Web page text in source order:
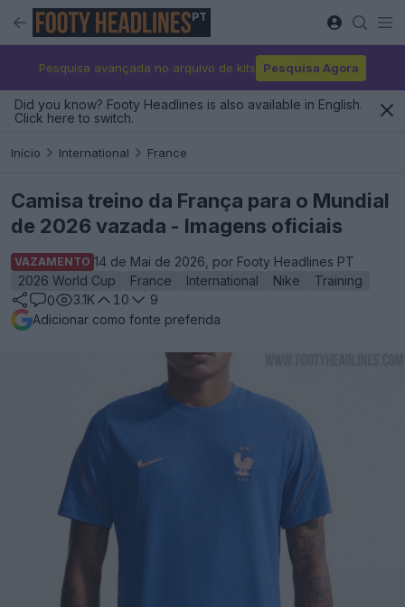
PT
Pesquisa avançada no arquivo de kits Pesquisa Agora
Did you know? Footy Headlines is also available in English.
Click here to switch.
Início International France
Camisa treino da França para o Mundial
de 2026 vazada - Imagens oficiais
VAZAMENTO 14 de Mai de 2026, por Footy Headlines PT
2026 World Cup
France International Nike
Training
0
3.1K 10
9
Adicionar como fonte preferida